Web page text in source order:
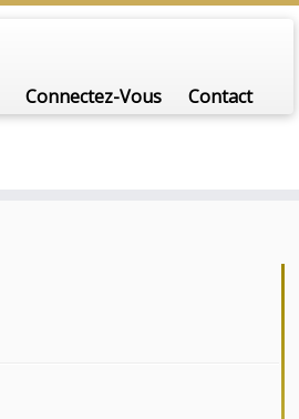
Connectez-Vous Contact